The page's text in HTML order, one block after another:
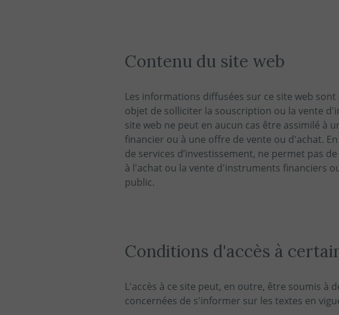
Contenu du site web
Les informations diffusées sur ce site web
objet de solliciter la souscription ou la vente
site web ne peut en aucun cas être assimilé à
financier ou à une offre de vente ou d'achat.
de services d’investissement, ne permet pas
à l'achat ou la vente d'instruments financiers
public.
Conditions d'accès à
L'accès à ce site peut, en outre, être soumis à
concernées de s'informer sur les textes en